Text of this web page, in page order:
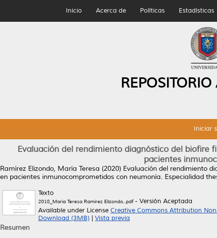
Inicio Acerca de Políticas Estadísticas
Iniciar
Evaluación del rendimiento diagnóstico del biofire
pacientes
Ramírez Elizondo, María Teresa (2020) Evaluación del rendimiento
en pacientes inmunocomprometidos con neumonía. Especialidad
Texto
2018_Maria Teresa Ramirez Elizondo..pdf- Versión Aceptada
Available under License Creative Commons Attribution
Download (3MB)
Vista previa
Resumen